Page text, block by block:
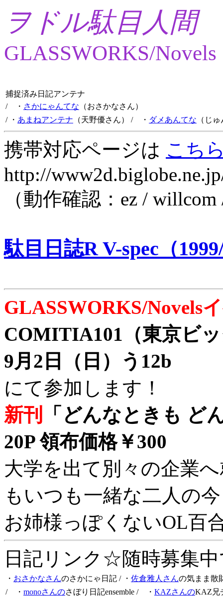
ヲドル駄目人間
GLASSWORKS/Novels
捕捉済み日記アンテナ
/ ・ さかにゃんてな （おさかなさん）
/ ・ あまねアンテナ （天野優さん） / ・ ダメあんてな （じ
携帯対応ページは こち
http://
（動作確認：ez /
駄目日誌R V-spec（
GLASSWORKS/Novels
COMITIA101（東京ビ
9月2日（日）う12b
にて参加します！
新刊
「どんなときも ど
20P 領布価格￥300
大学を出て別々の企業
もいつも一緒な二人の
お姉様っぽくないOL百
日記リンク☆随時募集
・ おさかなさんのさかにゃ日記 / ・ 佐倉雅人さんの気まま散
/ ・ monoさんのさぼり日記ensemble / ・ KAZさんのKAZ兄